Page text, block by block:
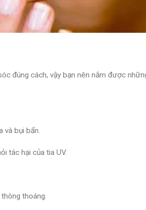
đúng cách, vậy bạn nên nắm được
và bụi bẩn.
tác hại của tia UV.
thoáng.